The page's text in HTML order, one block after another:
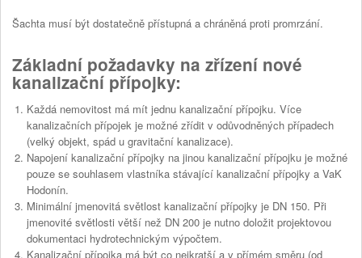
Šachta musí být dostatečně přístupná a chráněná proti promrzání.
Základní požadavky na zřízení nové
kanalizační přípojky:
Každá nemovitost má mít jednu kanalizační přípojku. Více
kanalizačních přípojek je možné zřídit v odůvodněných případech
(velký objekt, spád u gravitační kanalizace).
Napojení kanalizační přípojky na jinou kanalizační přípojku je možné
pouze se souhlasem vlastníka stávající kanalizační přípojky a VaK
Hodonín.
Minimální jmenovitá světlost kanalizační přípojky je DN 150. Při
jmenovité světlosti větší než DN 200 je nutno doložit projektovou
dokumentaci hydrotechnickým výpočtem.
Kanalizační přípojka má být co nejkratší a v přímém směru (od